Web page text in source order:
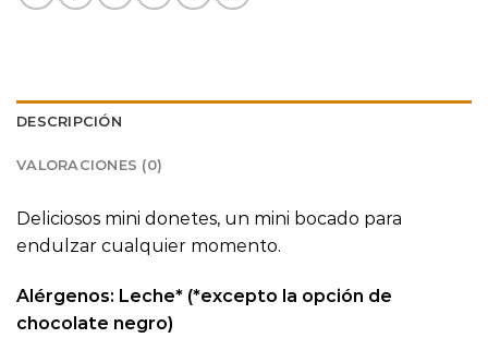
DESCRIPCIÓN
VALORACIONES (0)
Deliciosos mini donetes, un mini bocado para
endulzar cualquier momento.
Alérgenos: Leche* (*excepto la opción de
chocolate negro)